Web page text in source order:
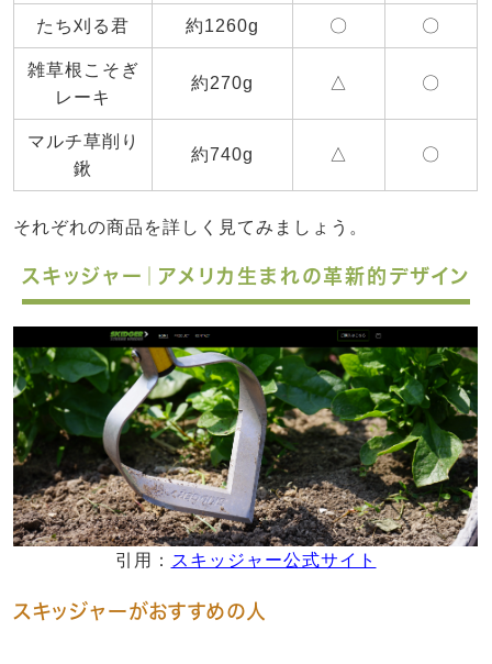
たち刈る君 約1260g 〇 〇
雑草根こそぎ
レーキ
約270g △ 〇
マルチ草削り
鍬
約740g △ 〇
それぞれの商品を詳しく見てみましょう。
スキッジャー｜アメリカ生まれの革新的デザイン
引用： スキッジャー公式サイト
スキッジャーがおすすめの人